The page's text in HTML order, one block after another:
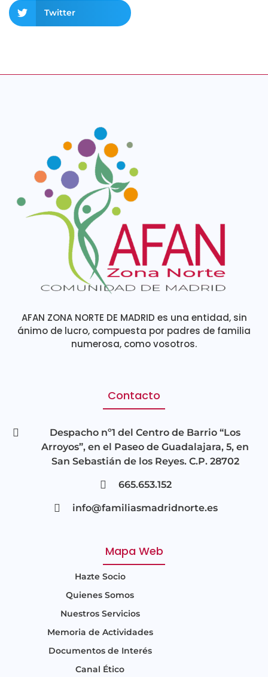
Twitter
AFAN ZONA NORTE DE MADRID es una entidad, sin
ánimo de lucro, compuesta por padres de familia
numerosa, como vosotros.
Contacto
Despacho nº1 del Centro de Barrio “Los
Arroyos”, en el Paseo de Guadalajara, 5, en
San Sebastián de los Reyes. C.P. 28702
665.653.152
info@familiasmadridnorte.es
Mapa Web
Hazte Socio
Quienes Somos
Nuestros Servicios
Memoria de Actividades
Documentos de Interés
Canal Ético